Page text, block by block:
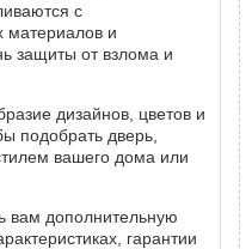
с
материалов и
защиты от взлома и
дизайнов, цветов и
подобрать дверь,
вашего дома или
вам дополнительную
гарантии